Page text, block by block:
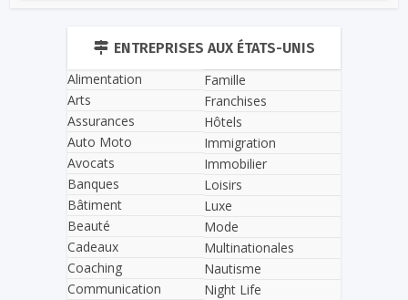
ENTREPRISES AUX ÉTATS-UNIS
Alimentation
Arts
Assurances
Auto Moto
Avocats
Banques
Bâtiment
Beauté
Cadeaux
Coaching
Communication
Famille
Franchises
Hôtels
Immigration
Immobilier
Loisirs
Luxe
Mode
Multinationales
Nautisme
Night Life